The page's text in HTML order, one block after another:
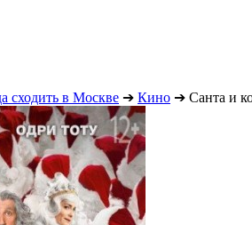
в Москве ➔ Кино ➔ Санта и